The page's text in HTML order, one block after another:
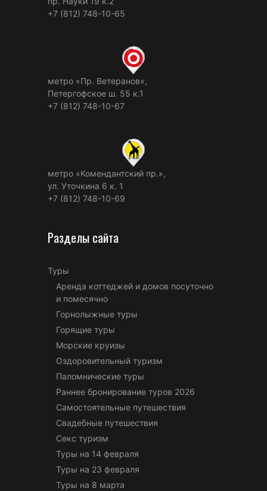
+7 (812) 748-10-65
метро «Пр. Ветеранов»,
Петергофское ш. 55 к.1
+7 (812) 748-10-67
метро «Комендантский пр.»,
ул. Уточкина 6 к. 1
+7 (812) 748-10-69
Разделы сайта
Туры
Аренда коттеджей и домов посуточно
и помесячно
Горнолыжные туры
Горящие туры
Морские круизы
Оздоровительный туризм
Паломнические туры
Раннее бронирование туров 2026
Самостоятельные путешествия
Свадебные путешествия
Секс туризм
Туры на 14 февраля
Туры на 23 февраля
Туры на 8 марта